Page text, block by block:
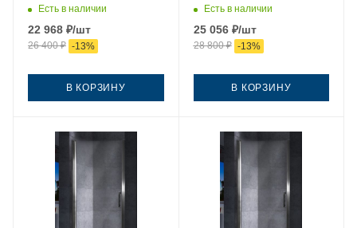
профиль хром
Есть в наличии
22 968 ₽/шт
26 400₽ -13%
В КОРЗИНУ
хромЕсть в наличии
25 056₽/шт
28 800₽ -13%
В КОРЗИНУ